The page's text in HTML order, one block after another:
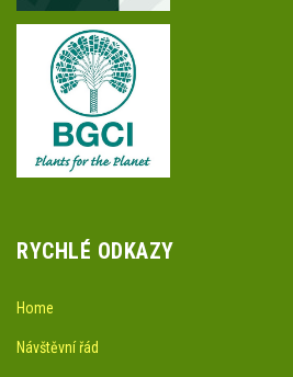
RYCHLÉ ODKAZY
Home
Návštěvní řád